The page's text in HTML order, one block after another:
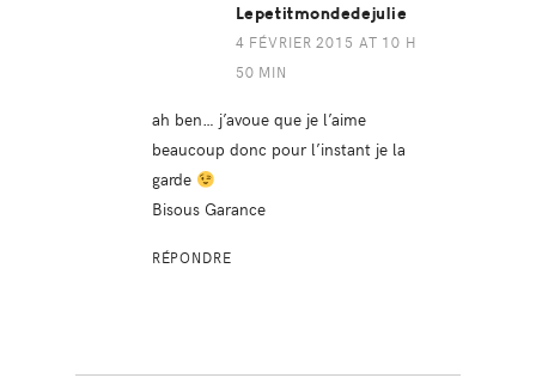
Lepetitmondedejulie
4 FÉVRIER 2015 AT 10 H
50 MIN
ah ben… j’avoue que je l’aime
beaucoup donc pour l’instant je la
garde
Bisous Garance
RÉPONDRE